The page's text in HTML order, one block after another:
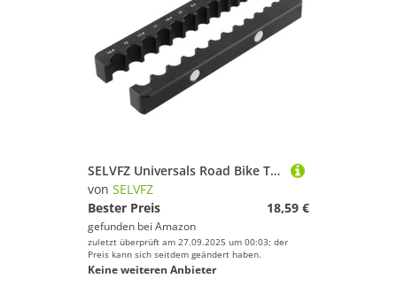
SELVFZ Universals Road Bike Tisch Spannklemme Aluminium Magnetisch Vizekiefer Multifunktionszyklus Reparaturwerkzeug Einfach Zu Verwendende Fork Hub Pedale Reparatur
von SELVFZ
Bester Preis
18,59 €
gefunden bei Amazon
zuletzt überprüft am 27.09.2025 um 00:03; der
Preis kann sich seitdem geändert haben.
Keine weiteren Anbieter